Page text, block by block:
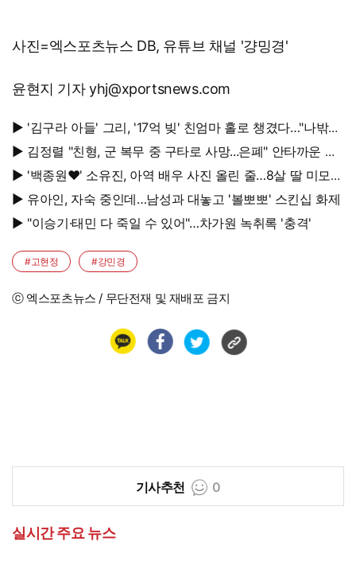
사진=엑스포츠뉴스 DB, 유튜브 채널 '걍밍경'
윤현지 기자 yhj@xportsnews.com
▶ '김구라 아들' 그리, '17억 빚' 친엄마 홀로 챙겼다…"나밖에
없어, 연락 꾸준히 하는 중"
▶ 김정렬 "친형, 군 복무 중 구타로 사망...은폐" 안타까운 가
족사
▶ '백종원♥' 소유진, 아역 배우 사진 올린 줄…8살 딸 미모
대박, 연예인 시켜도 되겠어
▶ 유아인, 자숙 중인데…남성과 대놓고 '볼뽀뽀' 스킨십 화제
▶ "이승기·태민 다 죽일 수 있어"…차가원 녹취록 '충격'
#고현정 #강민경
ⓒ 엑스포츠뉴스 / 무단전재 및 재배포 금지
기사추천 0
실시간 주요 뉴스